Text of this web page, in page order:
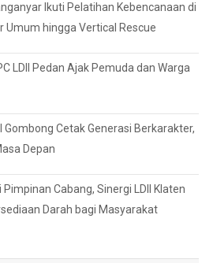
Ikuti Pelatihan Kebencanaan di
Umum hingga Vertical Rescue
LDII Pedan Ajak Pemuda dan Warga
Gombong Cetak Generasi Berkarakter,
Depan
Cabang, Sinergi LDII Klaten
Darah bagi Masyarakat